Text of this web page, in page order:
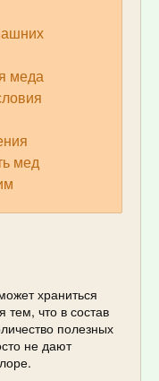
меда
мед
храниться
тем, что в состав
полезных
не дают